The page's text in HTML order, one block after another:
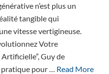
n’est plus un
tangible qui
vitesse vertigineuse.
Votre
Guy de
pour … Read More